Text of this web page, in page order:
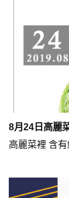
8月24日高麗
高麗菜裡 含